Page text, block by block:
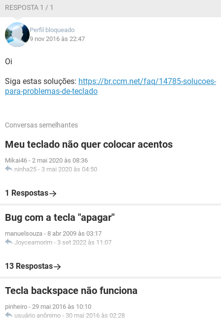
RESPOSTA 1 / 1
Perfil bloqueado
9 nov 2016 às 22:47
Oi
Siga estas soluções: https://br.ccm.net/faq/14785-solucoes-
para-problemas-de-teclado
Conversas semelhantes
Meu teclado não quer colocar acentos
Mikai46 - 2 mai 2020 às 08:36
ninha25 - 3 mai 2020 às 04:50
1 Respostas
Bug com a tecla "apagar"
manuelsouza - 8 abr 2009 às 03:17
Joyceamorim - 3 set 2022 às 11:07
13 Respostas
Tecla backspace não funciona
pinheiro - 29 mai 2016 às 10:10
usuário anônimo - 30 mai 2016 às 02:28